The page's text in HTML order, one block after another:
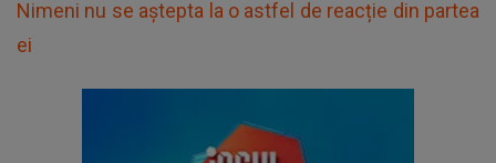
Nimeni nu se aștepta la o astfel de reacție din partea
ei